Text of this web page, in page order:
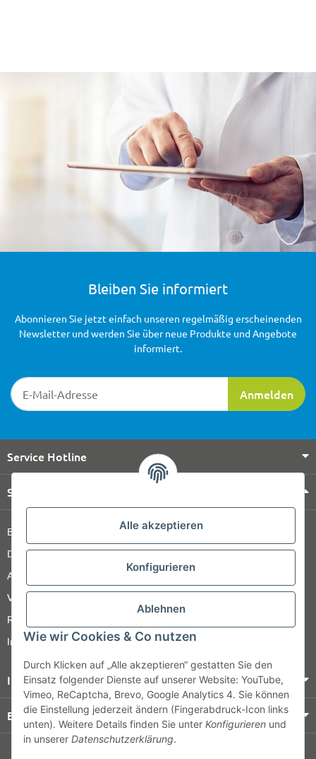
Alle akzeptieren
Konfigurieren
Ablehnen
Wie wir Cookies & Co nutzen
Durch Klicken auf „Alle akzeptieren“ gestatten Sie den
Einsatz folgender Dienste auf unserer Website: YouTube,
Vimeo, ReCaptcha, Brevo, Google Analytics 4. Sie können
die Einstellung jederzeit ändern (Fingerabdruck-Icon links
unten). Weitere Details finden Sie unter Konfigurieren und
in unserer Datenschutzerklärung.
Bleiben Sie informiert
Newsletter-Registrierung
Anmelden
Abonnieren Sie jetzt einfach unseren regelmäßig erscheinenden
Newsletter und werden Sie über neue Produkte und Angebote
informiert.
Service Hotline
Shop Service
Barrierefreiheitserklärung
Datenschutz
AGB
Versandinformationen
Retour
Impressum
Informationen
Bezahlung & Versand
© HOZ MEDI WERK